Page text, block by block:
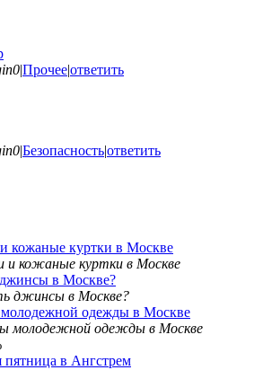
|Прочее|ответить
|Безопасность|ответить
кожаные куртки в Москве
в Москве?
одежды в Москве
в Ангстрем